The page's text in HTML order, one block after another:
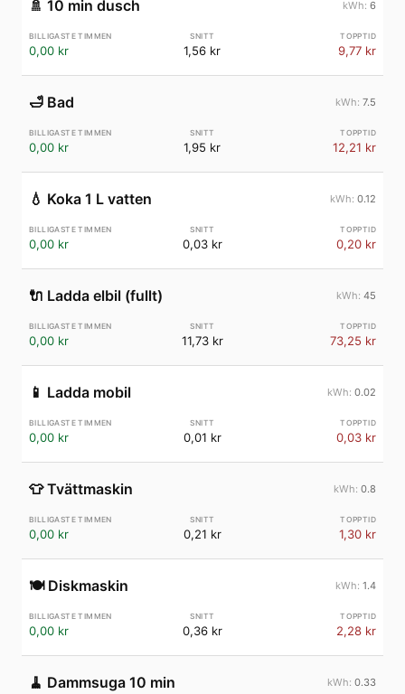
🚿 10 min dusch 6
0,00 kr 1,56 kr 9,77 kr
🛁 Bad 7.5
0,00 kr 1,95 kr 12,21 kr
💧 Koka 1 L vatten 0.12
0,00 kr 0,03 kr 0,20 kr
🔌 Ladda elbil (fullt) 45
0,00 kr 11,73 kr 73,25 kr
📱 Ladda mobil 0.02
0,00 kr 0,01 kr 0,03 kr
👕 Tvättmaskin 0.8
0,00 kr 0,21 kr 1,30 kr
🍽️ Diskmaskin 1.4
0,00 kr 0,36 kr 2,28 kr
🧹 Dammsuga 10 min 0.33